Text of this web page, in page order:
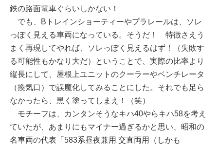
鉄の路面電車ぐらいしかない！
でも、Bトレインショーティーやプラレールは、ソレ
っぽく見える車両になっている。そうだ！ 特徴さえう
まく再現してやれば、ソレっぽく見えるはず！（失敗す
る可能性もかなり大だ）ということで、実際の比率より
縦長にして、屋根上ユニットのクーラーやベンチレータ
（換気口）で誤魔化してみることにした。それでも足ら
なかったら、黒く塗ってしまえ！（笑）
モチーフは、カンタンそうなキハ40やらキハ58を考え
ていたが、あまりにもマイナー過ぎるかと思い、昭和の
名車両の代表「583系昼夜兼用 交直両用（しかも